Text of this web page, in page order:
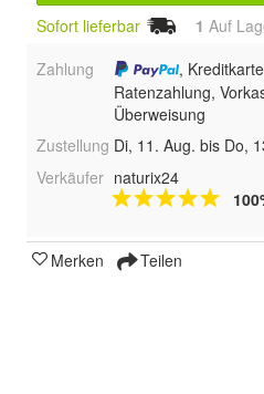
Sofort lieferbar 1 Auf
Zahlung
,
Ratenzahlung,
Überweisung
Zustellung Di, 11. Aug. bis Do,
Verkäufer naturix24
Merken Teilen